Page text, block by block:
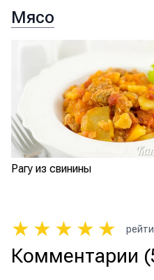
Мясо
Рагу из свинины
★ ★ ★ ★ ★
Комментарии